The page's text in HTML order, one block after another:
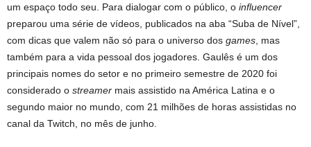
um espaço todo seu. Para dialogar com o público, o influencer
preparou uma série de vídeos, publicados na aba “Suba de Nível”,
com dicas que valem não só para o universo dos games , mas
também para a vida pessoal dos jogadores. Gaulês é um dos
principais nomes do setor e no primeiro semestre de 2020 foi
considerado o streamer mais assistido na América Latina e o
segundo maior no mundo, com 21 milhões de horas assistidas no
canal da Twitch, no mês de junho.